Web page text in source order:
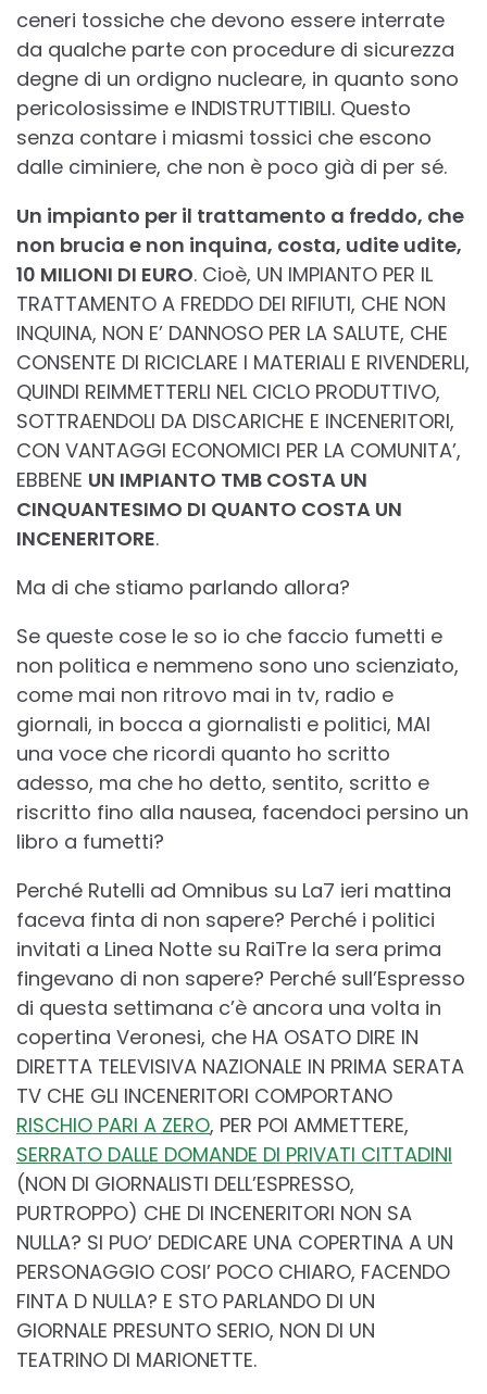
ceneri tossiche che devono essere interrate
da qualche parte con procedure di sicurezza
degne di un ordigno nucleare, in quanto sono
pericolosissime e INDISTRUTTIBILI. Questo
senza contare i miasmi tossici che escono
dalle ciminiere, che non è poco già di per sé.
Un impianto per il trattamento a freddo, che
non brucia e non inquina, costa, udite udite,
10 MILIONI DI EURO. Cioè, UN IMPIANTO PER IL
TRATTAMENTO A FREDDO DEI RIFIUTI, CHE NON
INQUINA, NON E’ DANNOSO PER LA SALUTE, CHE
CONSENTE DI RICICLARE I MATERIALI E RIVENDERLI,
QUINDI REIMMETTERLI NEL CICLO PRODUTTIVO,
SOTTRAENDOLI DA DISCARICHE E INCENERITORI,
CON VANTAGGI ECONOMICI PER LA COMUNITA’,
EBBENE UN IMPIANTO TMB COSTA UN
CINQUANTESIMO DI QUANTO COSTA UN
INCENERITORE.
Ma di che stiamo parlando allora?
Se queste cose le so io che faccio fumetti e
non politica e nemmeno sono uno scienziato,
come mai non ritrovo mai in tv, radio e
giornali, in bocca a giornalisti e politici, MAI
una voce che ricordi quanto ho scritto
adesso, ma che ho detto, sentito, scritto e
riscritto fino alla nausea, facendoci persino un
libro a fumetti?
Perché Rutelli ad Omnibus su La7 ieri mattina
faceva finta di non sapere? Perché i politici
invitati a Linea Notte su RaiTre la sera prima
fingevano di non sapere? Perché sull’Espresso
di questa settimana c’è ancora una volta in
copertina Veronesi, che HA OSATO DIRE IN
DIRETTA TELEVISIVA NAZIONALE IN PRIMA SERATA
TV CHE GLI INCENERITORI COMPORTANO
RISCHIO PARI A ZERO, PER POI AMMETTERE,
SERRATO DALLE DOMANDE DI PRIVATI CITTADINI
(NON DI GIORNALISTI DELL’ESPRESSO,
PURTROPPO) CHE DI INCENERITORI NON SA
NULLA? SI PUO’ DEDICARE UNA COPERTINA A UN
PERSONAGGIO COSI’ POCO CHIARO, FACENDO
FINTA D NULLA? E STO PARLANDO DI UN
GIORNALE PRESUNTO SERIO, NON DI UN
TEATRINO DI MARIONETTE.